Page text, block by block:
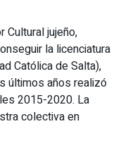
Cultural jujeño,
la licenciatura
Católica de Salta),
últimos años realizó
2015-2020. La
colectiva en